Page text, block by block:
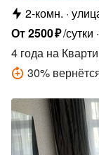
2-комн.
От2500₽/сутки
4 года на
30%